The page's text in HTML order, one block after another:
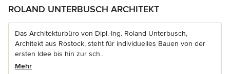
ROLAND UNTERBUSCH ARCHITEKT
Das Architekturbüro von Dipl.-Ing. Roland Unterbusch,
Architekt aus Rostock, steht für individuelles Bauen von der
ersten Idee bis hin zur sch...
Mehr